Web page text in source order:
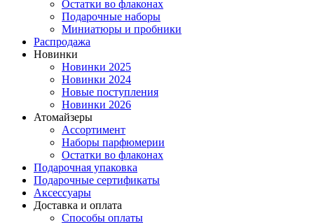
Остатки во флаконах
Подарочные наборы
Миниатюры и пробники
Распродажа
Новинки
Новинки 2025
Новинки 2024
Новые поступления
Новинки 2026
Атомайзеры
Ассортимент
Наборы парфюмерии
Остатки во флаконах
Подарочная упаковка
Подарочные сертификаты
Аксессуары
Доставка и оплата
Способы оплаты